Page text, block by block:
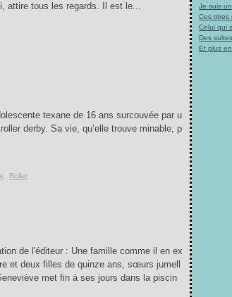
attire tous les regards. Il est le...
texane de 16 ans surcouvée par u
derby. Sa vie, qu’elle trouve minable, p
Roller
de l'éditeur : Une famille comme il en ex
et deux filles de quinze ans, sœurs jumell
met fin à ses jours dans la piscin
Je suis
Ces titres
Celui qui
Des
Et plus